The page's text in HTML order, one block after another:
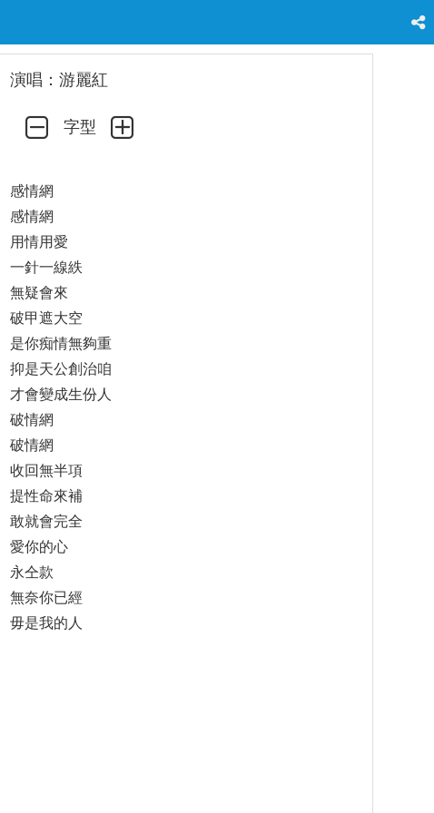
演唱：游麗紅
字型
感情網
感情網
用情用愛
一針一線紩
無疑會來
破甲遮大空
是你痴情無夠重
抑是天公創治咱
才會變成生份人
破情網
破情網
收回無半項
提性命來補
敢就會完全
愛你的心
永仝款
無奈你已經
毋是我的人